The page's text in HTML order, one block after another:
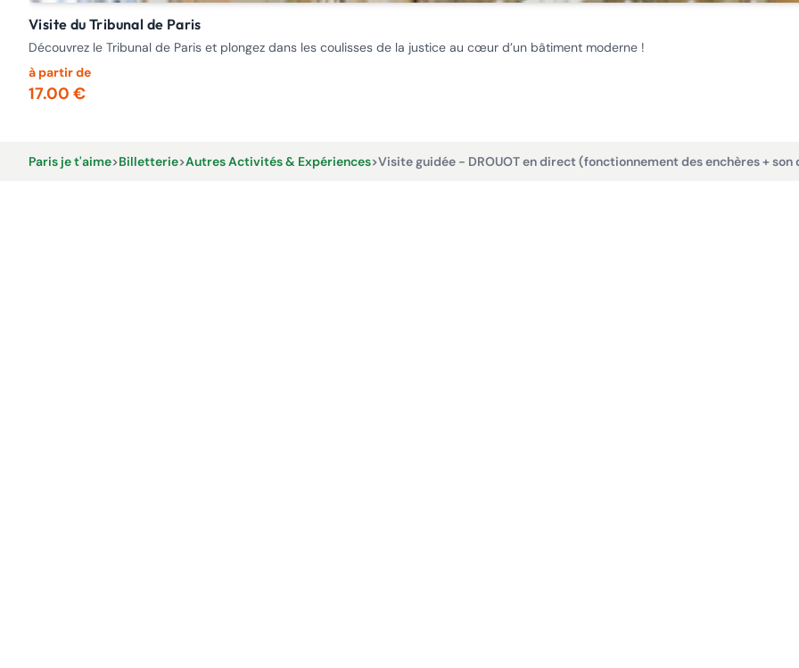
Visite du Tribunal de Paris
Découvrez le Tribunal de Paris et plongez dans les coulisses de la justice au cœur d’un bâtiment moderne !
à partir de
17.00 €
Paris je t'aime>Billetterie>Autres Activités & Expériences>Visite guidée - DROUOT en direct (fonctionnement des enchères +